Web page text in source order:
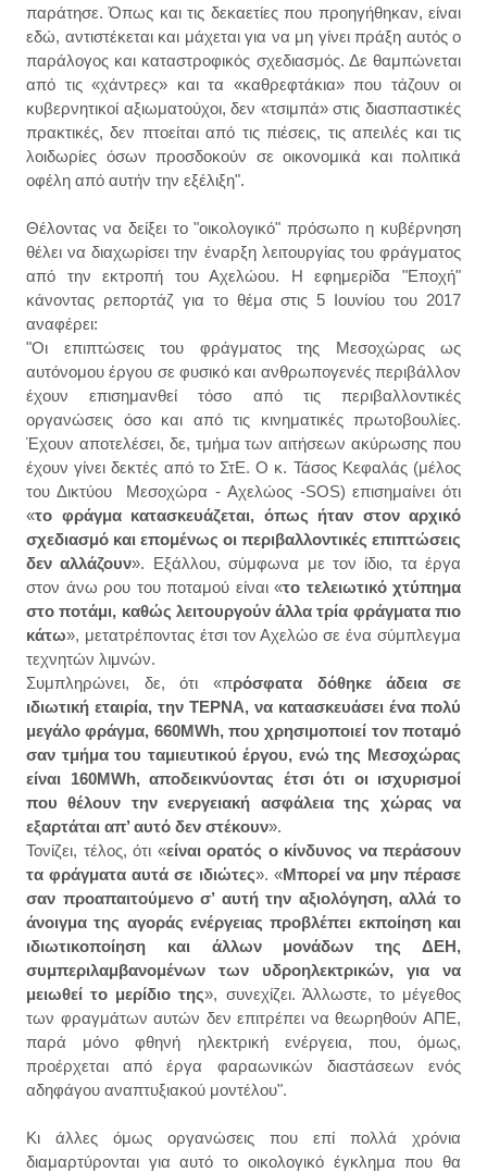
παράτησε. Όπως και τις δεκαετίες που προηγήθηκαν, είναι
εδώ, αντιστέκεται και μάχεται για να μη γίνει πράξη αυτός ο
παράλογος και καταστροφικός σχεδιασμός. Δε θαμπώνεται
από τις «χάντρες» και τα «καθρεφτάκια» που τάζουν οι
κυβερνητικοί αξιωματούχοι, δεν «τσιμπά» στις διασπαστικές
πρακτικές, δεν πτοείται από τις πιέσεις, τις απειλές και τις
λοιδωρίες όσων προσδοκούν σε οικονομικά και πολιτικά
οφέλη από αυτήν την εξέλιξη".
Θέλοντας να δείξει το "οικολογικό" πρόσωπο η κυβέρνηση
θέλει να διαχωρίσει την έναρξη λειτουργίας του φράγματος
από την εκτροπή του Αχελώου. Η εφημερίδα "Εποχή"
κάνοντας ρεπορτάζ για το θέμα στις 5 Ιουνίου του 2017
αναφέρει:
"Οι επιπτώσεις του φράγματος της Μεσοχώρας ως
αυτόνομου έργου σε φυσικό και ανθρωπογενές περιβάλλον
έχουν επισημανθεί τόσο από τις περιβαλλοντικές
οργανώσεις όσο και από τις κινηματικές πρωτοβουλίες.
Έχουν αποτελέσει, δε, τμήμα των αιτήσεων ακύρωσης που
έχουν γίνει δεκτές από το ΣτΕ. Ο κ. Τάσος Κεφαλάς (μέλος
του Δικτύου Μεσοχώρα - Aχελώος -SOS) επισημαίνει ότι
«το φράγμα κατασκευάζεται, όπως ήταν στον αρχικό
σχεδιασμό και επομένως οι περιβαλλοντικές επιπτώσεις
δεν αλλάζουν». Εξάλλου, σύμφωνα με τον ίδιο, τα έργα
στον άνω ρου του ποταμού είναι «το τελειωτικό χτύπημα
στο ποτάμι, καθώς λειτουργούν άλλα τρία φράγματα πιο
κάτω», μετατρέποντας έτσι τον Αχελώο σε ένα σύμπλεγμα
τεχνητών λιμνών.
Συμπληρώνει, δε, ότι «πρόσφατα δόθηκε άδεια σε
ιδιωτική εταιρία, την ΤΕΡΝΑ, να κατασκευάσει ένα πολύ
μεγάλο φράγμα, 660ΜWh, που χρησιμοποιεί τον ποταμό
σαν τμήμα του ταμιευτικού έργου, ενώ της Μεσοχώρας
είναι 160ΜWh, αποδεικνύοντας έτσι ότι οι ισχυρισμοί
που θέλουν την ενεργειακή ασφάλεια της χώρας να
εξαρτάται απ’ αυτό δεν στέκουν».
Τονίζει, τέλος, ότι «είναι ορατός ο κίνδυνος να περάσουν
τα φράγματα αυτά σε ιδιώτες». «Μπορεί να μην πέρασε
σαν προαπαιτούμενο σ’ αυτή την αξιολόγηση, αλλά το
άνοιγμα της αγοράς ενέργειας προβλέπει εκποίηση και
ιδιωτικοποίηση και άλλων μονάδων της ΔΕΗ,
συμπεριλαμβανομένων των υδροηλεκτρικών, για να
μειωθεί το μερίδιο της», συνεχίζει. Άλλωστε, το μέγεθος
των φραγμάτων αυτών δεν επιτρέπει να θεωρηθούν ΑΠΕ,
παρά μόνο φθηνή ηλεκτρική ενέργεια, που, όμως,
προέρχεται από έργα φαραωνικών διαστάσεων ενός
αδηφάγου αναπτυξιακού μοντέλου".
Κι άλλες όμως οργανώσεις που επί πολλά χρόνια
διαμαρτύρονται για αυτό το οικολογικό έγκλημα που θα